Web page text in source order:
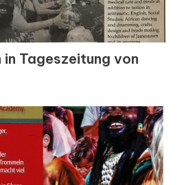
in Tageszeitung von